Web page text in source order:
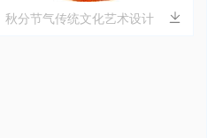
秋分节气传统文化艺术设计